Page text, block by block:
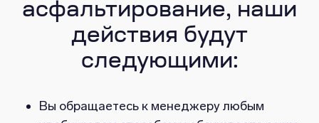
асфальтирование, наши
действия будут
следующими:
Вы обращаетесь к менеджеру любым